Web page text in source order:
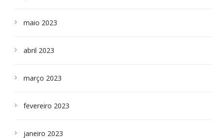
maio 2023
abril 2023
março 2023
fevereiro 2023
janeiro 2023